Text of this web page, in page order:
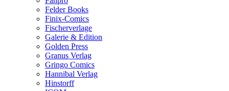
Felder Books
Finix-Comics
Fischerverlage
Galerie & Edition
Golden Press
Granus Verlag
Gringo Comics
Hannibal Verlag
Hinstorff